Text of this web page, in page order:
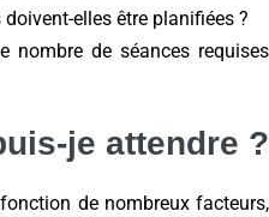
elles être planifiées ?
nombre de séances requises
je attendre ?
de nombreux facteurs,